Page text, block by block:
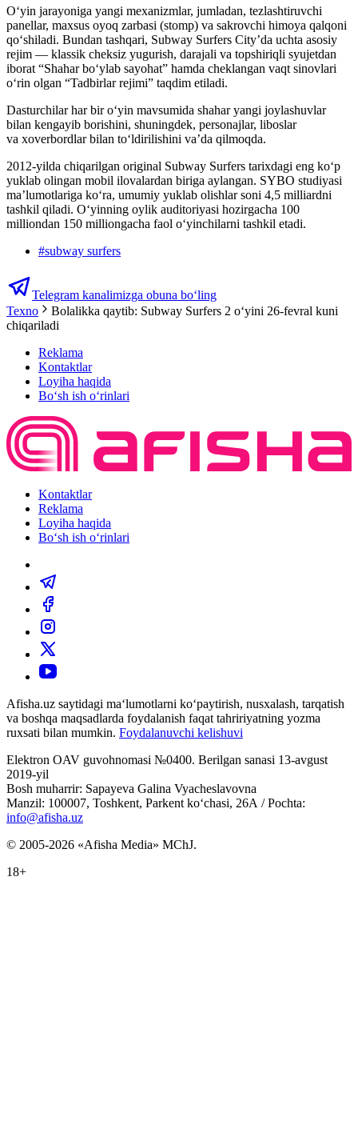
O‘yin jarayoniga yangi mexanizmlar, jumladan, tezlashtiruvchi
panellar, maxsus oyoq zarbasi (stomp) va sakrovchi himoya qalqoni
qo‘shiladi. Bundan tashqari, Subway Surfers City’da uchta asosiy
rejim — klassik cheksiz yugurish, darajali va topshiriqli syujetdan
iborat “Shahar bo‘ylab sayohat” hamda cheklangan vaqt sinovlari
oʻrin olgan “Tadbirlar rejimi” taqdim etiladi.
Dasturchilar har bir o‘yin mavsumida shahar yangi joylashuvlar
bilan kengayib borishini, shuningdek, personajlar, liboslar
va xoverbordlar bilan to‘ldirilishini va’da qilmoqda.
2012-yilda chiqarilgan original Subway Surfers tarixdagi eng ko‘p
yuklab olingan mobil ilovalardan biriga aylangan. SYBO studiyasi
ma’lumotlariga ko‘ra, umumiy yuklab olishlar soni 4,5 milliardni
tashkil qiladi. O‘yinning oylik auditoriyasi hozirgacha 100
milliondan 150 milliongacha faol o‘yinchilarni tashkil etadi.
#subway surfers
Telegram kanalimizga obuna bo‘ling
Texno
Bolalikka qaytib: Subway Surfers 2 oʻyini 26-fevral kuni
chiqariladi
Reklama
Kontaktlar
Loyiha haqida
Bo‘sh ish o‘rinlari
Kontaktlar
Reklama
Loyiha haqida
Bo‘sh ish o‘rinlari
Afisha.uz saytidagi ma‘lumotlarni ko‘paytirish, nusxalash, tarqatish
va boshqa maqsadlarda foydalanish faqat tahririyatning yozma
ruxsati bilan mumkin. Foydalanuvchi kelishuvi
Elektron OAV guvohnomasi №0400. Berilgan sanasi 13-avgust
2019-yil
Bosh muharrir: Sapayeva Galina Vyacheslavovna
Manzil: 100007, Toshkent, Parkent ko‘chasi, 26А / Pochta:
info@afisha.uz
© 2005-2026 «Afisha Media» MChJ.
18+